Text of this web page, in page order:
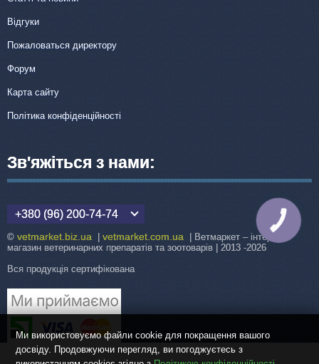
Відгуки
Пожаловаться директору
Форум
Карта сайту
Політика конфіденційності
Зв'яжіться з нами:
+380 (96) 200-74-74
© vetmarket.biz.ua vetmarket.com.ua | Ветмаркет – інтернет-
магазин ветеринарних препаратів та зоотоварів | 2013 -2026
Вся продукція сертифікована
Ми використовуємо файли cookie для покращення вашого
досвіду. Продовжуючи перегляд, ви погоджуєтесь з
КНОПКА
ЗВ'ЯЗКУ